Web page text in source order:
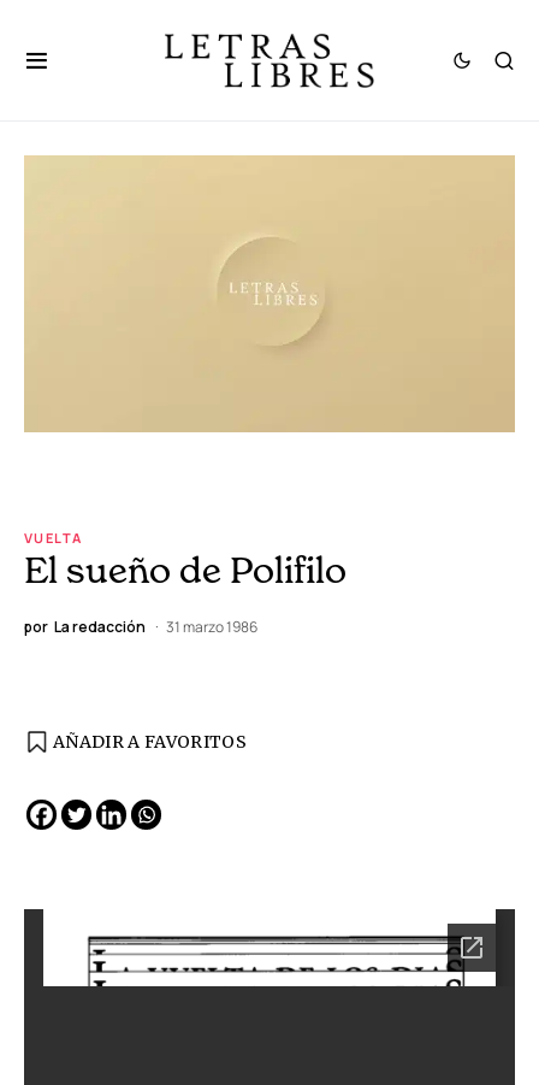
VUELTA
El sueño de Polifilo
por La redacción 31 marzo 1986
AÑADIR A FAVORITOS